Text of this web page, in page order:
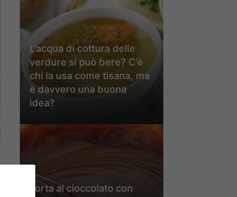
L’acqua di cottura delle
verdure si può bere? C’è
chi la usa come tisana, ma
è davvero una buona
idea?
Torta al cioccolato con